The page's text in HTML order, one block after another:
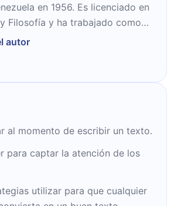
en 1956. Es licenciado en
Filosofía y ha trabajado como
y fotógrafo. También se
y diario El Mundo) y director
y El Economista). Además,
de comunicación y
autor
al momento de escribir un texto.
para captar la atención de los
utilizar para que cualquier